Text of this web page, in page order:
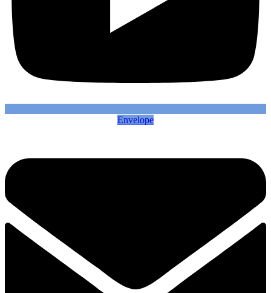
Envelope